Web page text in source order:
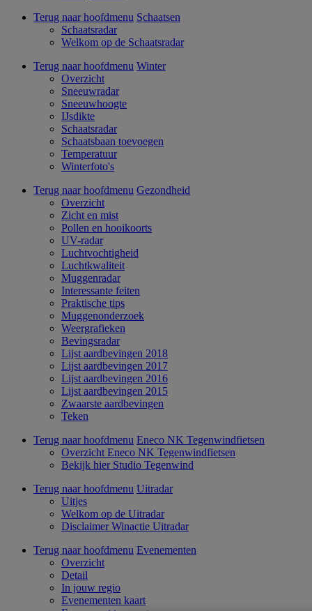
Terug naar hoofdmenu Schaatsen
Schaatsradar
Welkom op de Schaatsradar
Terug naar hoofdmenu Winter
Overzicht
Sneeuwradar
Sneeuwhoogte
IJsdikte
Schaatsradar
Schaatsbaan toevoegen
Temperatuur
Winterfoto's
Terug naar hoofdmenu Gezondheid
Overzicht
Zicht en mist
Pollen en hooikoorts
UV-radar
Luchtvochtigheid
Luchtkwaliteit
Muggenradar
Interessante feiten
Praktische tips
Muggenonderzoek
Weergrafieken
Bevingsradar
Lijst aardbevingen 2018
Lijst aardbevingen 2017
Lijst aardbevingen 2016
Lijst aardbevingen 2015
Zwaarste aardbevingen
Teken
Terug naar hoofdmenu Eneco NK Tegenwindfietsen
Overzicht Eneco NK Tegenwindfietsen
Bekijk hier Studio Tegenwind
Terug naar hoofdmenu Uitradar
Uitjes
Welkom op de Uitradar
Disclaimer Winactie Uitradar
Terug naar hoofdmenu Evenementen
Overzicht
Detail
In jouw regio
Evenementen kaart